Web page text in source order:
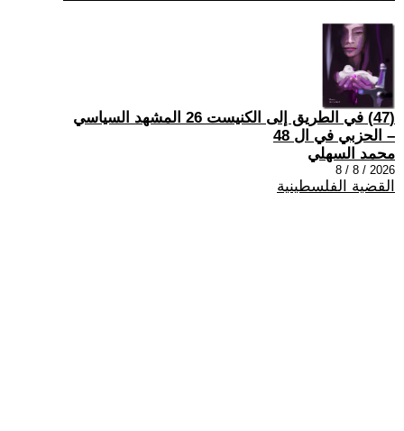
(47) في الطريق إلى الكنيست 26 المشهد السياسي
– الحزبي في ال 48
محمد السهلي
2026 / 8 / 8
القضية الفلسطينية